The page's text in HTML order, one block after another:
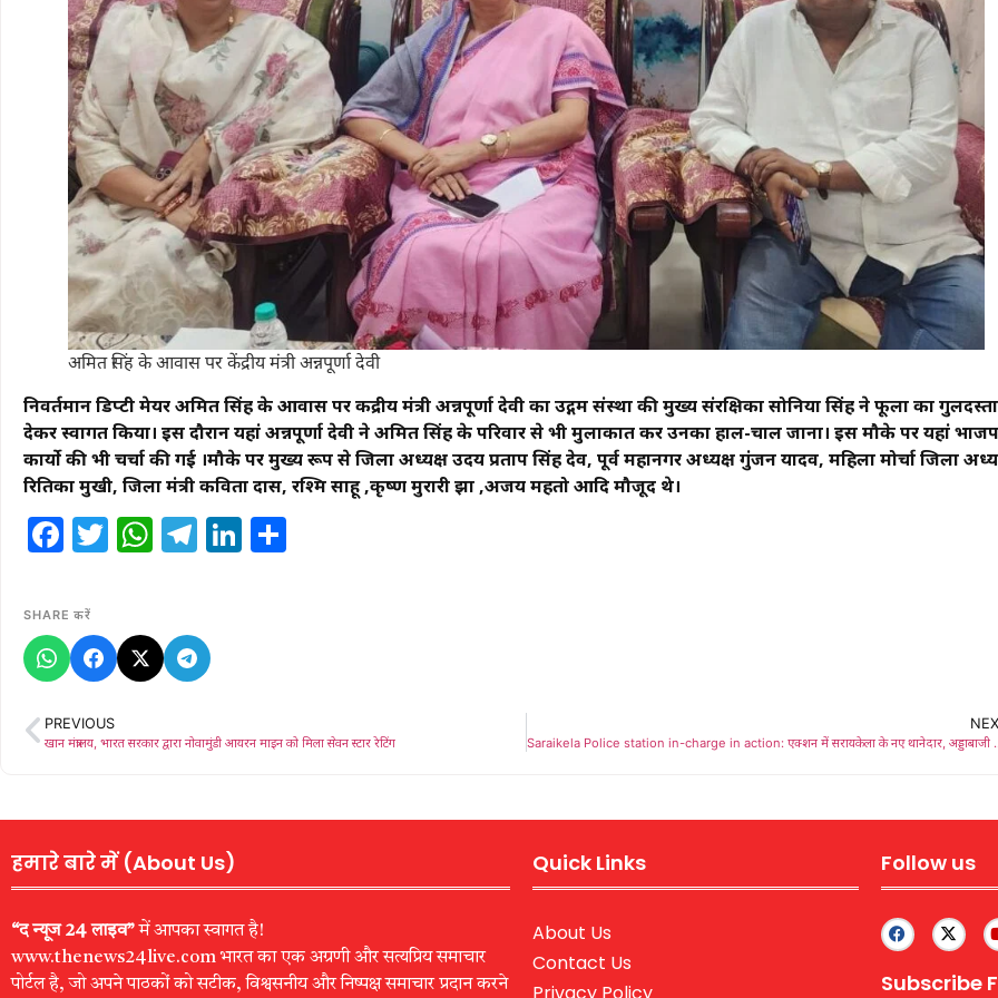
अमित सिंह के आवास पर केंद्रीय मंत्री अन्नपूर्णा देवी
निवर्तमान डिप्टी मेयर अमित सिंह के आवास पर केंद्रीय मंत्री अन्नपूर्णा देवी का उद्गम संस्था की मुख्य संरक्षिका सोनिया सिंह ने फूलों का गुलदस्ता
देकर स्वागत किया। इस दौरान यहां अन्नपूर्णा देवी ने अमित सिंह के परिवार से भी मुलाकात कर उनका हाल-चाल जाना। इस मौके पर यहां
कार्यो की भी चर्चा की गई ।मौके पर मुख्य रूप से जिला अध्यक्ष उदय प्रताप सिंह देव, पूर्व महानगर अध्यक्ष गुंजन यादव, महिला मोर्चा जिला
रितिका मुखी, जिला मंत्री कविता दास, रश्मि साहू ,कृष्ण मुरारी झा ,अजय महतो आदि मौजूद थे।
Facebook
Twitter
WhatsApp
Telegram
LinkedIn
SHARE करें
PREVIOUS
खान मंत्रालय, भारत सरकार द्वारा नोवामुंडी आयरन माइन को मिला सेवन स्टार रेटिंग Saraikela Police station in-
हमारे बारे में (About Us)
“द न्यूज 24 लाइव”में आपका स्वागत है!
www.thenews24live.com भारत का एक अग्रणी और सत्यप्रिय समाचार
पोर्टल है, जो अपने पाठकों को सटीक, विश्वसनीय और निष्पक्ष समाचार प्रदान करने
Quick Links
About Us
Contact Us
Privacy Policy
Follow us
Subscribe